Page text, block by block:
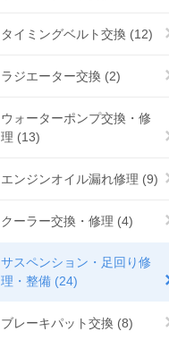
タイミングベルト交換 (12)
ラジエーター交換 (2)
ウォーターポンプ交換・修
理 (13)
エンジンオイル漏れ修理 (9)
クーラー交換・修理 (4)
サスペンション・足回り修
理・整備 (24)
ブレーキパット交換 (8)